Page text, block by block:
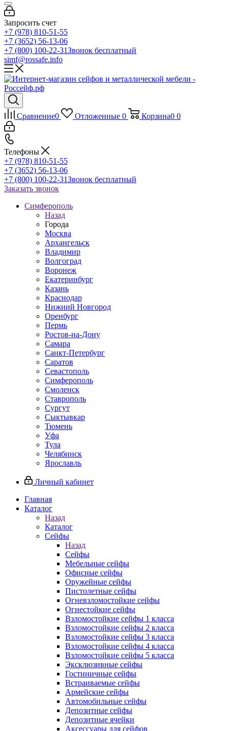
Запросить счет
+7 (978) 810-51-55
+7 (3652) 56-13-06
+7 (800) 100-22-31Звонок бесплатный
simf@rossafe.info
Сравнение0 Отложенные 0 Корзина0 0
Телефоны
+7 (978) 810-51-55
+7 (3652) 56-13-06
+7 (800) 100-22-31Звонок бесплатный
Заказать звонок
Симферополь
Назад
Города
Москва
Архангельск
Владимир
Волгоград
Воронеж
Екатеринбург
Казань
Краснодар
Нижний Новгород
Оренбург
Пермь
Ростов-на-Дону
Самара
Санкт-Петербург
Саратов
Севастополь
Симферополь
Смоленск
Ставрополь
Сургут
Сыктывкар
Тюмень
Уфа
Тула
Челябинск
Ярославль
Личный кабинет
Главная
Каталог
Назад
Каталог
Сейфы
Назад
Сейфы
Мебельные сейфы
Офисные сейфы
Оружейные сейфы
Пистолетные сейфы
Огневзломостойкие сейфы
Огнестойкие сейфы
Взломостойкие сейфы 1 класса
Взломостойкие сейфы 2 класса
Взломостойкие сейфы 3 класса
Взломостойкие сейфы 4 класса
Взломостойкие сейфы 5 класса
Эксклюзивные сейфы
Гостиничные сейфы
Встраиваемые сейфы
Армейские сейфы
Автомобильные сейфы
Депозитные сейфы
Депозитные ячейки
Аксессуары для сейфов